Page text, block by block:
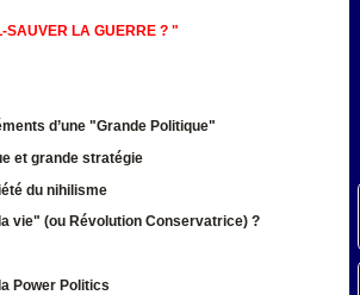
SAUVER LA GUERRE ? "
d’une "Grande Politique"
et grande stratégie
du nihilisme
vie" (ou Révolution Conservatrice) ?
Power Politics